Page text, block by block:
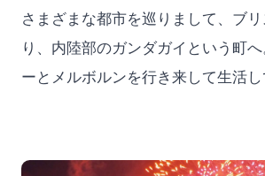
さまざまな都市を巡りまして、ブ
り、内陸部のガンダガイという町
ーとメルボルンを行き来して生活し